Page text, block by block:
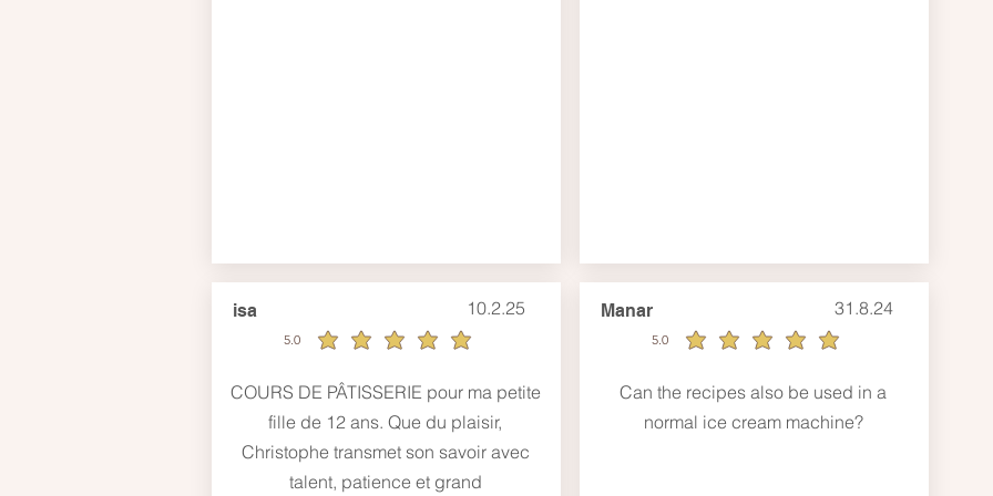
isa 10.2.25
5.0
durchschnittliches Rating ist 5 von 5
COURS DE PÂTISSERIE pour ma petite
fille de 12 ans. Que du plaisir,
Christophe transmet son savoir avec
talent, patience et grand
Manar 31.8.24
5.0
durchschnittliches Rating ist 5 von 5
Can the recipes also be used in a
normal ice cream machine?